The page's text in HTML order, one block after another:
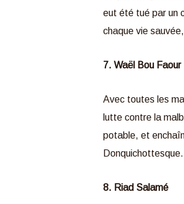
eut été tué par un
chaque vie
7. Waël Bou Faour
Avec toutes les
lutte contre la
potable, et
Donquichottesque.
8. Riad Salamé